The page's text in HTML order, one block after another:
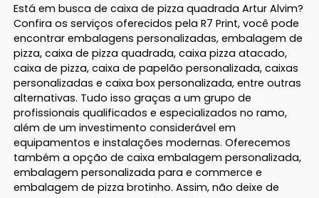
Está em busca de caixa de pizza quadrada Artur Alvim?
Confira os serviços oferecidos pela R7 Print, você pode
encontrar embalagens personalizadas, embalagem de
pizza, caixa de pizza quadrada, caixa pizza atacado,
caixa de pizza, caixa de papelão personalizada, caixas
personalizadas e caixa box personalizada, entre outras
alternativas. Tudo isso graças a um grupo de
profissionais qualificados e especializados no ramo,
além de um investimento considerável em
equipamentos e instalações modernas. Oferecemos
também a opção de caixa embalagem personalizada,
embalagem personalizada para e commerce e
embalagem de pizza brotinho. Assim, não deixe de